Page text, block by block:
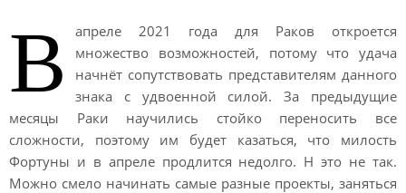
В
апреле 2021 года для Раков откроется
множество возможностей, потому что удача
начнёт сопутствовать представителям данного
знака с удвоенной силой. За предыдущие
месяцы Раки научились стойко переносить все
сложности, поэтому им будет казаться, что милость
Фортуны и в апреле продлится недолго. Н это не так.
Можно смело начинать самые разные проекты, заняться